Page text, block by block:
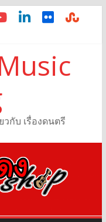
กับ เรื่องดนตรี